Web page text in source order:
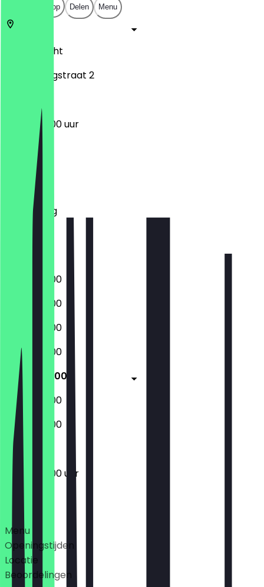
Open in app Delen Menu
Utrecht
Vinkenburgstraat 2
09:00 - 18:00 uur
Maandag
Dinsdag
Woensdag
Donderdag
Vrijdag
09:00 - 18:00
09:00 - 18:00
09:00 - 18:00
09:00 - 18:00
09:00 - 18:00
09:00 - 18:00
09:00 - 18:00
09:00 - 18:00 uur
Menu
Openingstijden
Locatie
Beoordelingen